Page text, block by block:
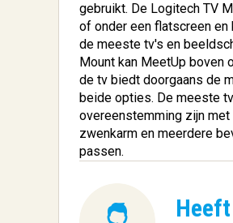
Bose Virtually Invisible
BESTELLEN
€ 18,10
gebruikt. De Logitech TV
of onder een flatscreen
de meeste tv's en
Mount kan MeetUp boven
de tv biedt doorgaans de
beide opties. De meeste
overeenstemming zijn
zwenkarm en meerdere
passen.